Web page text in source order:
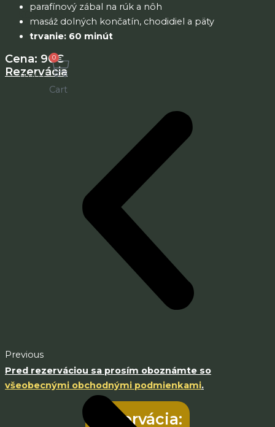
KONTAKT
0,00€
0
Cart
parafínový zábal na rúk a nôh
masáž dolných končatín, chodidiel a päty
trvanie: 60 minút
Cena: 90€
Rezervácia
Previous
Pred rezerváciou sa prosím oboznámte so
všeobecnými obchodnými podmienkami.
Rezervácia: